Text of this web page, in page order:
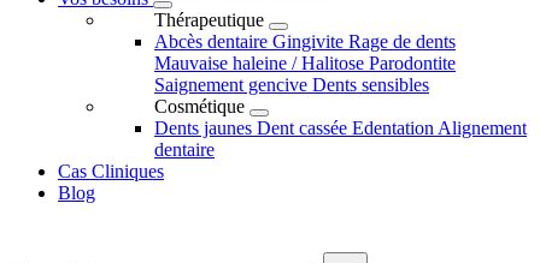
Thérapeutique
Abcès dentaire Gingivite Rage de dents
Mauvaise haleine / Halitose Parodontite
Saignement gencive Dents sensibles
Cosmétique
Dents jaunes Dent cassée Edentation Alignement
dentaire
Cas Cliniques
Blog